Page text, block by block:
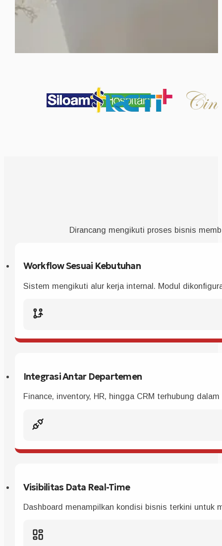
Dirancang mengikuti proses bisnis
Workflow Sesuai Kebutuhan
Sistem mengikuti alur kerja internal. Modul
Integrasi Antar Departemen
Finance, inventory, HR, hingga CRM terhubung
Visibilitas Data Real-Time
Dashboard menampilkan kondisi bisnis terkini untuk